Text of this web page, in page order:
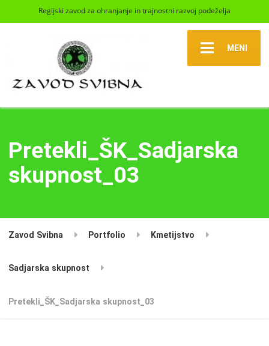
Regijski zavod za ohranjanje in trajnostni razvoj podeželja
MENI
Pretekli_ŠK_Sadjarska
skupnost_03
Zavod Svibna Portfolio Kmetijstvo
Sadjarska skupnost
Pretekli_ŠK_Sadjarska skupnost_03